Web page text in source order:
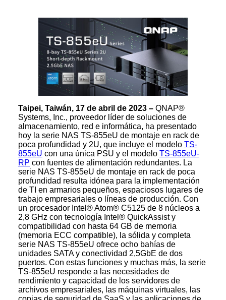
Taipei, Taiwán, 17 de abril de 2023 – QNAP®
Systems, Inc., proveedor líder de soluciones de
almacenamiento, red e informática, ha presentado
hoy la serie NAS TS-855eU de montaje en rack de
poca profundidad y 2U, que incluye el modelo TS-
855eU con una única PSU y el modelo TS-855eU-
RP con fuentes de alimentación redundantes. La
serie NAS TS-855eU de montaje en rack de poca
profundidad resulta idónea para la implementación
de TI en armarios pequeños, espaciosos lugares de
trabajo empresariales o líneas de producción. Con
un procesador Intel® Atom® C5125 de 8 núcleos a
2,8 GHz con tecnología Intel® QuickAssist y
compatibilidad con hasta 64 GB de memoria
(memoria ECC compatible), la sólida y completa
serie NAS TS-855eU ofrece ocho bahías de
unidades SATA y conectividad 2,5GbE de dos
puertos. Con estas funciones y muchas más, la serie
TS-855eU responde a las necesidades de
rendimiento y capacidad de los servidores de
archivos empresariales, las máquinas virtuales, las